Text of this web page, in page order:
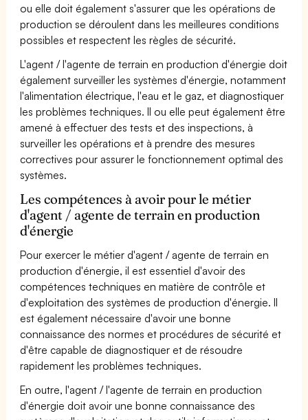
ou elle doit également s'assurer que les opérations de
production se déroulent dans les meilleures conditions
possibles et respectent les règles de sécurité.
L'agent / l'agente de terrain en production d'énergie doit
également surveiller les systèmes d'énergie, notamment
l'alimentation électrique, l'eau et le gaz, et diagnostiquer
les problèmes techniques. Il ou elle peut également être
amené à effectuer des tests et des inspections, à
surveiller les opérations et à prendre des mesures
correctives pour assurer le fonctionnement optimal des
systèmes.
Les compétences à avoir pour le métier
d'agent / agente de terrain en production
d'énergie
Pour exercer le métier d'agent / agente de terrain en
production d'énergie, il est essentiel d'avoir des
compétences techniques en matière de contrôle et
d'exploitation des systèmes de production d'énergie. Il
est également nécessaire d'avoir une bonne
connaissance des normes et procédures de sécurité et
d'être capable de diagnostiquer et de résoudre
rapidement les problèmes techniques.
En outre, l'agent / l'agente de terrain en production
d'énergie doit avoir une bonne connaissance des